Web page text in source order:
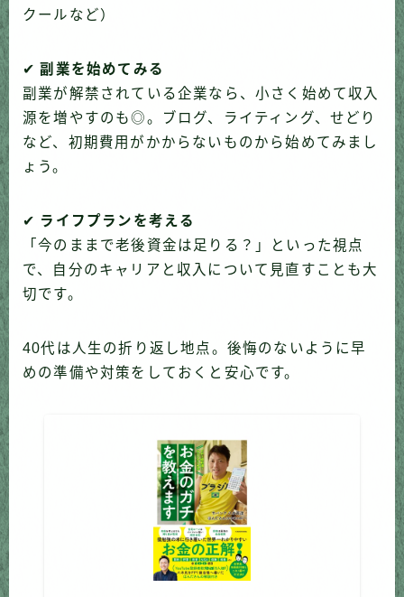
クールなど）
✔副業を始めてみる
副業が解禁されている企業なら、小さく始めて収入
源を増やすのも◎。ブログ、ライティング、せどり
など、初期費用がかからないものから始めてみまし
ょう。
✔ ライフプランを考える
「今のままで老後資金は足りる？」といった視点
で、自分のキャリアと収入について見直すことも大
切です。
40代は人生の折り返し地点。後悔のないように早
めの準備や対策をしておくと安心です。